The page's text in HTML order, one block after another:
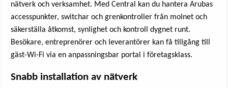
nätverk och verksamhet. Med Central kan du hantera Arubas
accesspunkter, switchar och grenkontroller från molnet och
säkerställa åtkomst, synlighet och kontroll dygnet runt.
Besökare, entreprenörer och leverantörer kan få tillgång till
gäst-Wi-Fi via en anpassningsbar portal i företagsklass.
Snabb installation av nätverk